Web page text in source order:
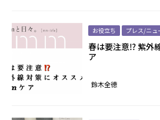
お役立ち プレス/ニュ
春は要注意⁉️ 紫外
ア
鈴木全德